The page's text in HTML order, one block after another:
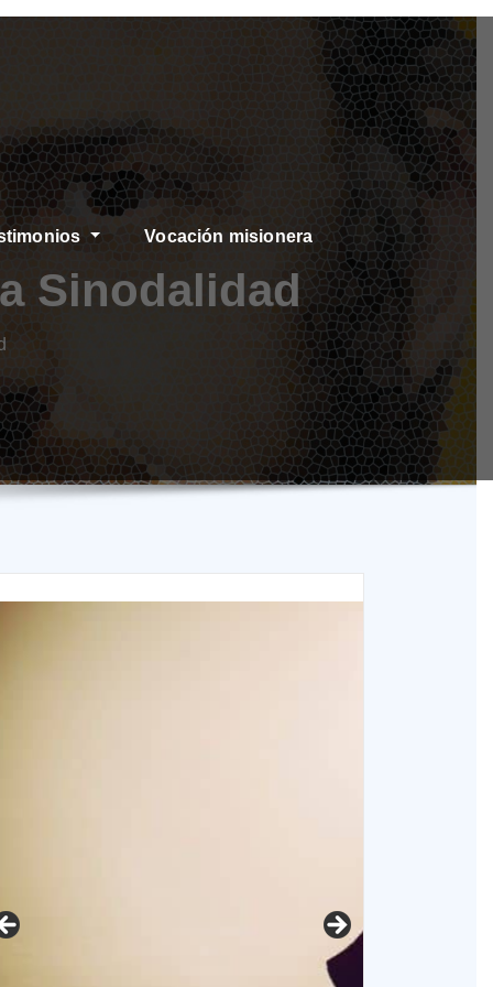
Vocación misionera
Sinodalidad